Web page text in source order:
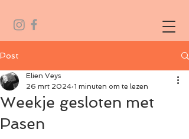
Post
Weekje gesloten met
Pasen
Elien Veys
26 mrt 2024 1 minuten om te lezen